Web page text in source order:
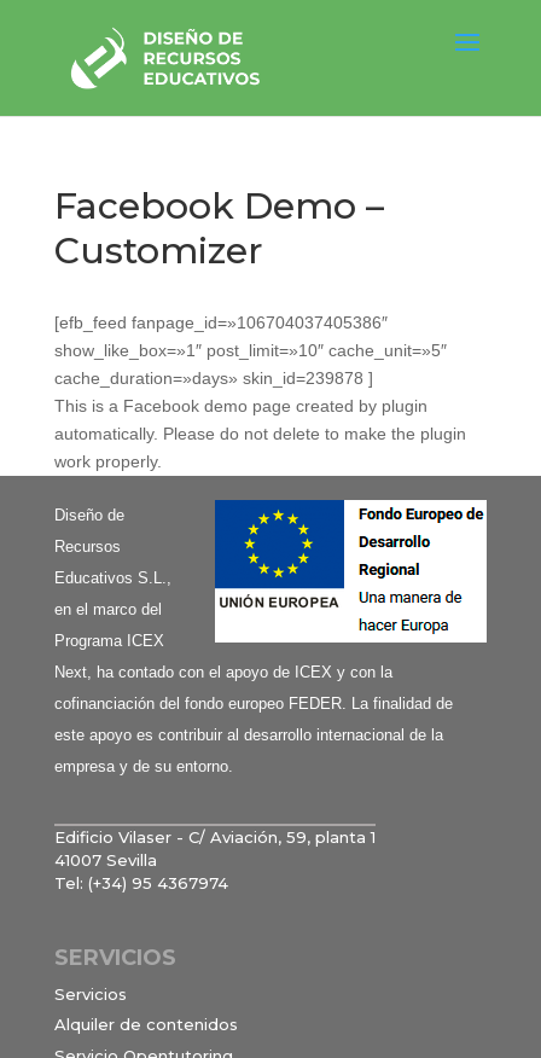
Facebook Demo –
Customizer
[efb_feed fanpage_id=»106704037405386″
show_like_box=»1″ post_limit=»10″ cache_unit=»5″
cache_duration=»days» skin_id=239878 ]
This is a Facebook demo page created by plugin
automatically. Please do not delete to make the plugin
work properly.
Diseño de
Recursos
Educativos S.L.,
en el marco del
Programa ICEX
Next, ha contado con el apoyo de ICEX y con la
cofinanciación del fondo europeo FEDER. La finalidad de
este apoyo es contribuir al desarrollo internacional de la
empresa y de su entorno.
Edificio Vilaser - C/ Aviación, 59, planta 1
41007 Sevilla
Tel: (+34) 95 4367974
SERVICIOS
Servicios
Alquiler de contenidos